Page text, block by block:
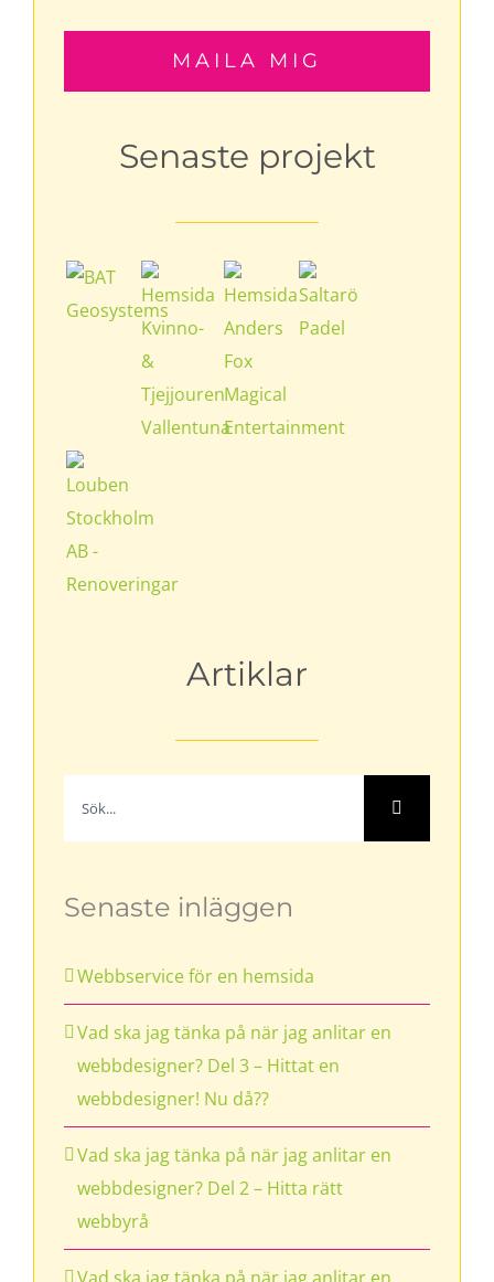
MAILA MIG
Senaste projekt
Artiklar
Senaste inläggen
Webbservice för en hemsida
Vad ska jag tänka på när jag anlitar en
webbdesigner? Del 3 – Hittat en
webbdesigner! Nu då??
Vad ska jag tänka på när jag anlitar en
webbdesigner? Del 2 – Hitta rätt
webbyrå